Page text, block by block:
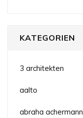
KATEGORIEN
3 architekten
aalto
abraha achermann